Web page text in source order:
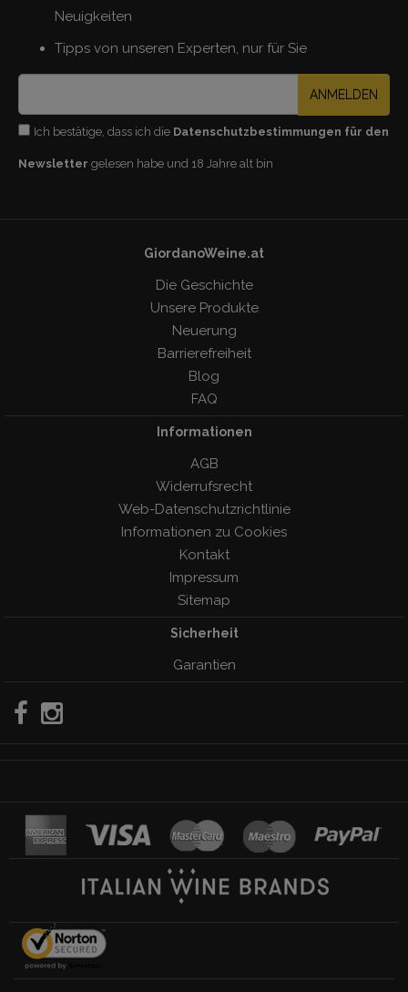
Neuigkeiten
Tipps von unseren Experten, nur für Sie
ANMELDEN
Ich bestätige, dass ich die Datenschutzbestimmungen für den
Newsletter gelesen habe und 18 Jahre alt bin
GiordanoWeine.at
Die Geschichte
Unsere Produkte
Neuerung
Barrierefreiheit
Blog
FAQ
Informationen
AGB
Widerrufsrecht
Web-Datenschutzrichtlinie
Informationen zu Cookies
Kontakt
Impressum
Sitemap
Sicherheit
Garantien